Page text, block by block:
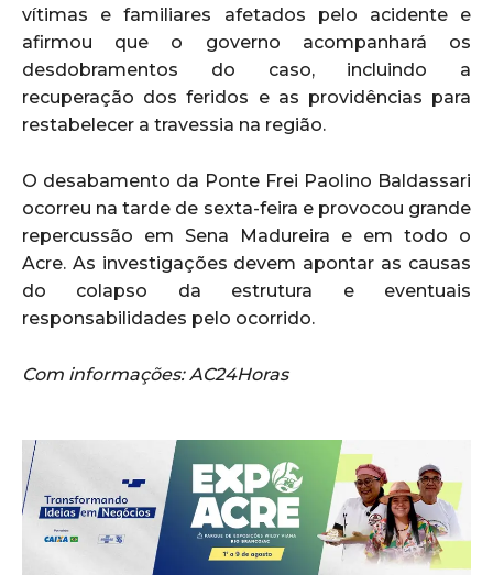
vítimas e familiares afetados pelo acidente e
afirmou que o governo acompanhará os
desdobramentos do caso, incluindo a
recuperação dos feridos e as providências para
restabelecer a travessia na região.
O desabamento da Ponte Frei Paolino Baldassari
ocorreu na tarde de sexta-feira e provocou grande
repercussão em Sena Madureira e em todo o
Acre. As investigações devem apontar as causas
do colapso da estrutura e eventuais
responsabilidades pelo ocorrido.
Com informações: AC24Horas